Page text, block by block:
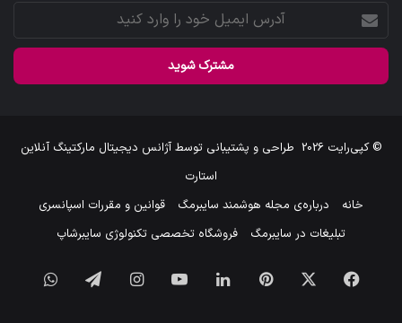
آدرس
ایمیل
خود
وارد
© کپی‌رایت 2026 طراحی و پشتیبانی توسطآژانس دیجیتال مارکتینگ آنلاین
استارت
خانه
درباره‌ی مجله هوشمند سایبرمگ
قوانین و مقررات اسپانسری
تبلیغات در سایبرمگ
فروشگاه تخصصی تکنولوژی سایبرشاپ
فیس
‫پین‌ترست لینکدین یوتیوب اینستاگرام تلگرام